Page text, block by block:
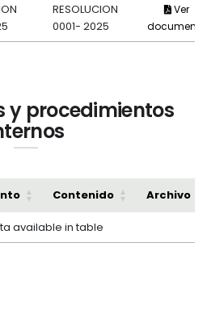
RESOLUCION
0001- 2025
Ver
documento
y procedimientos
Contenido Archivo
available in table